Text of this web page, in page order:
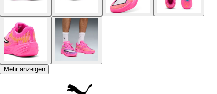
Mehr anzeigen